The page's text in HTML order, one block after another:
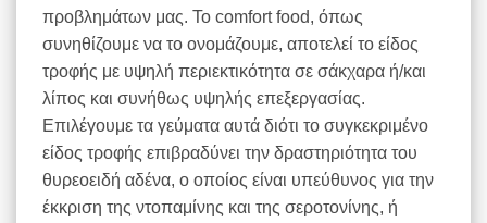
προβλημάτων μας. Το comfort food, όπως
συνηθίζουμε να το ονομάζουμε, αποτελεί το είδος
τροφής με υψηλή περιεκτικότητα σε σάκχαρα ή/και
λίπος και συνήθως υψηλής επεξεργασίας.
Επιλέγουμε τα γεύματα αυτά διότι το συγκεκριμένο
είδος τροφής επιβραδύνει την δραστηριότητα του
θυρεοειδή αδένα, ο οποίος είναι υπεύθυνος για την
έκκριση της ντοπαμίνης και της σεροτονίνης, ή